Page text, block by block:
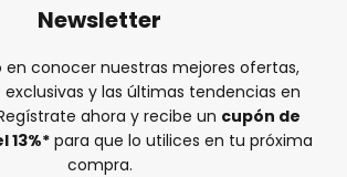
Newsletter
en conocer nuestras mejores ofertas,
y las últimas tendencias en
ahora y recibe un cupón de
13%* para que lo utilices en tu próxima
compra.